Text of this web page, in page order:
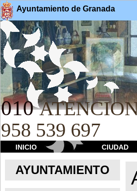
Ayuntamiento de Granada
010
958 539 697
INICIO CIUDAD
AYUNTAMIENTO